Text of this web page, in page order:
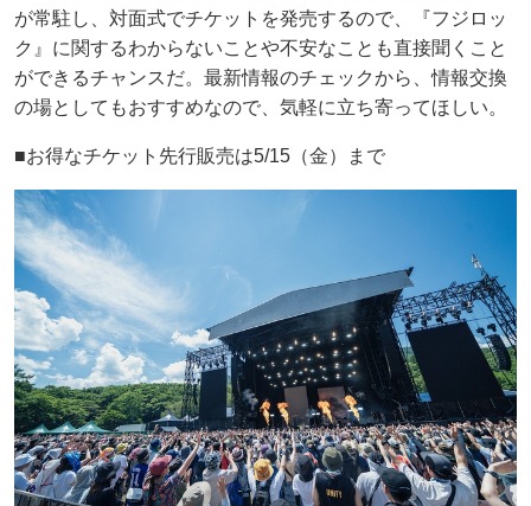
が常駐し、対面式でチケットを発売するので、『フジロッ
ク』に関するわからないことや不安なことも直接聞くこと
ができるチャンスだ。最新情報のチェックから、情報交換
の場としてもおすすめなので、気軽に立ち寄ってほしい。
■お得なチケット先行販売は5/15（金）まで